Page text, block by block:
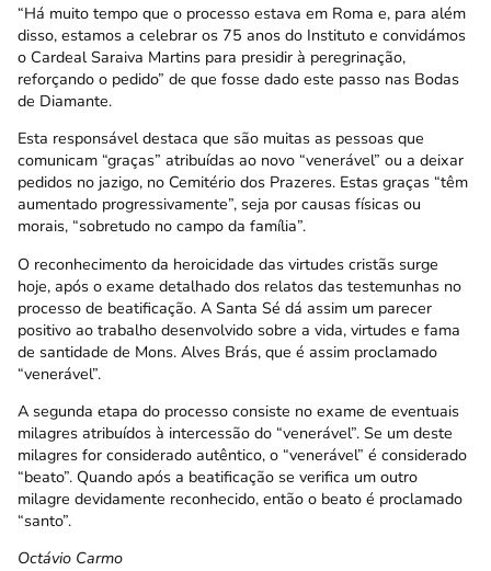
“Há muito tempo que o processo estava em Roma e, para além
disso, estamos a celebrar os 75 anos do Instituto e convidámos
o Cardeal Saraiva Martins para presidir à peregrinação,
reforçando o pedido” de que fosse dado este passo nas Bodas
de Diamante.
Esta responsável destaca que são muitas as pessoas que
comunicam “graças” atribuídas ao novo “venerável” ou a deixar
pedidos no jazigo, no Cemitério dos Prazeres. Estas graças “têm
aumentado progressivamente”, seja por causas físicas ou
morais, “sobretudo no campo da família”.
O reconhecimento da heroicidade das virtudes cristãs surge
hoje, após o exame detalhado dos relatos das testemunhas no
processo de beatificação. A Santa Sé dá assim um parecer
positivo ao trabalho desenvolvido sobre a vida, virtudes e fama
de santidade de Mons. Alves Brás, que é assim proclamado
“venerável”.
A segunda etapa do processo consiste no exame de eventuais
milagres atribuídos à intercessão do “venerável”. Se um deste
milagres for considerado autêntico, o “venerável” é considerado
“beato”. Quando após a beatificação se verifica um outro
milagre devidamente reconhecido, então o beato é proclamado
“santo”.
Octávio Carmo